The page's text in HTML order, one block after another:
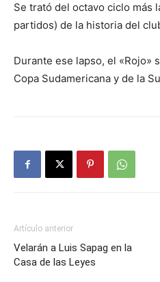
Se trató del octavo ciclo más
partidos) de la historia del
Durante ese lapso, el «Rojo»
Copa Sudamericana y de la
Artículo anterior
Velarán a Luis Sapag en la
Casa de las Leyes